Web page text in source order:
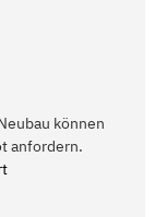
können
anfordern.